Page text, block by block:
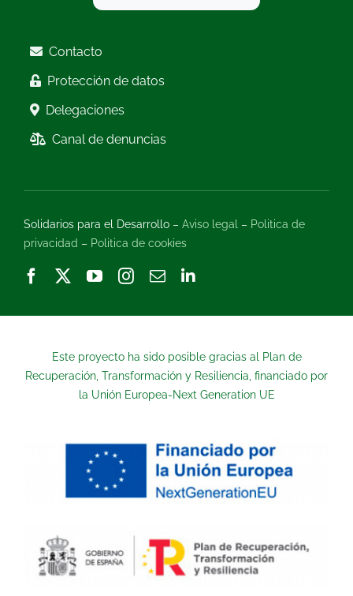
Contacto
Protección de datos
Delegaciones
Canal de denuncias
Solidarios para el Desarrollo – Aviso legal – Politica de
privacidad – Politica de cookies
Este proyecto ha sido posible gracias al Plan de
Recuperación, Transformación y Resiliencia, financiado por
la Unión Europea-Next Generation UE